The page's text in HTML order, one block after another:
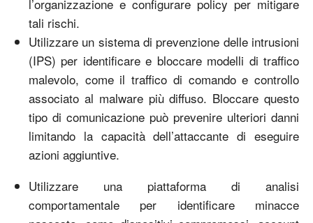
l’organizzazione e configurare policy per mitigare
tali rischi.
Utilizzare un sistema di prevenzione delle intrusioni
(IPS) per identificare e bloccare modelli di traffico
malevolo, come il traffico di comando e controllo
associato al malware più diffuso. Bloccare questo
tipo di comunicazione può prevenire ulteriori danni
limitando la capacità dell’attaccante di eseguire
azioni aggiuntive.
Utilizzare una piattaforma di analisi
comportamentale per identificare minacce